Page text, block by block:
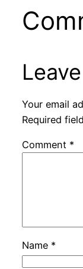
Your email
Required
Comment *
Name *